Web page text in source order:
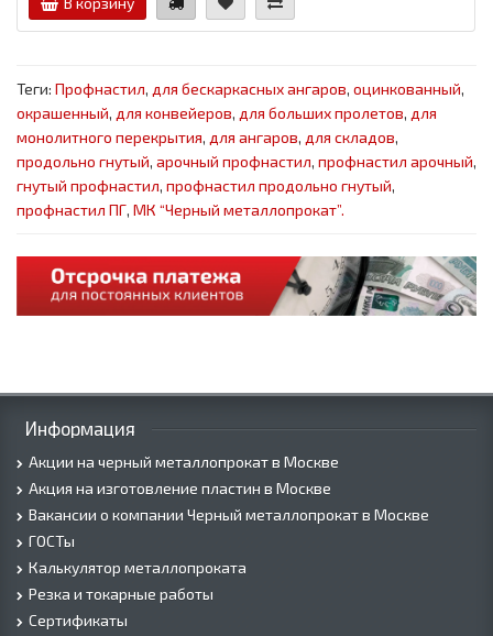
Теги: Профнастил, для бескаркасных ангаров, оцинкованный,
окрашенный, для конвейеров, для больших пролетов, для
монолитного перекрытия, для ангаров, для складов,
продольно гнутый, арочный профнастил, профнастил арочный,
гнутый профнастил, профнастил продольно гнутый,
профнастил ПГ, МК “Черный металлопрокат”.
Информация
Акции на черный металлопрокат в Москве
Акция на изготовление пластин в Москве
Вакансии о компании Черный металлопрокат в Москве
ГОСТы
Калькулятор металлопроката
Резка и токарные работы
Сертификаты